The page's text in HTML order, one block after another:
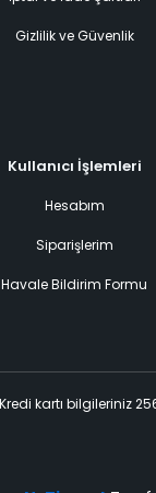
Gizlilik ve Güvenlik
Kullanıcı İşlemleri
Hesabım
Siparişlerim
Havale Bildirim Formu
kartı bilgileriniz